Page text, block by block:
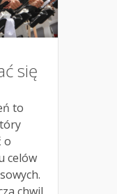
się
to
o
celów